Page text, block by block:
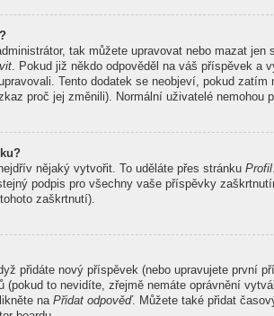
tak můžete upravovat nebo mazat
. Pokud již někdo odpověděl na váš příspěvek
Tento dodatek se neobjeví, pokud
proč jej změnili). Normální uživatelé nemohou
nějaký vytvořit. To uděláte přes stránku Profil
podpis pro všechny vaše příspěvky
zaškrtnutí).
přidáte nový příspěvek (nebo upravujete první
(pokud to nevidíte, zřejmě nemáte oprávnění
na Přidat odpověď. Můžete také přidat